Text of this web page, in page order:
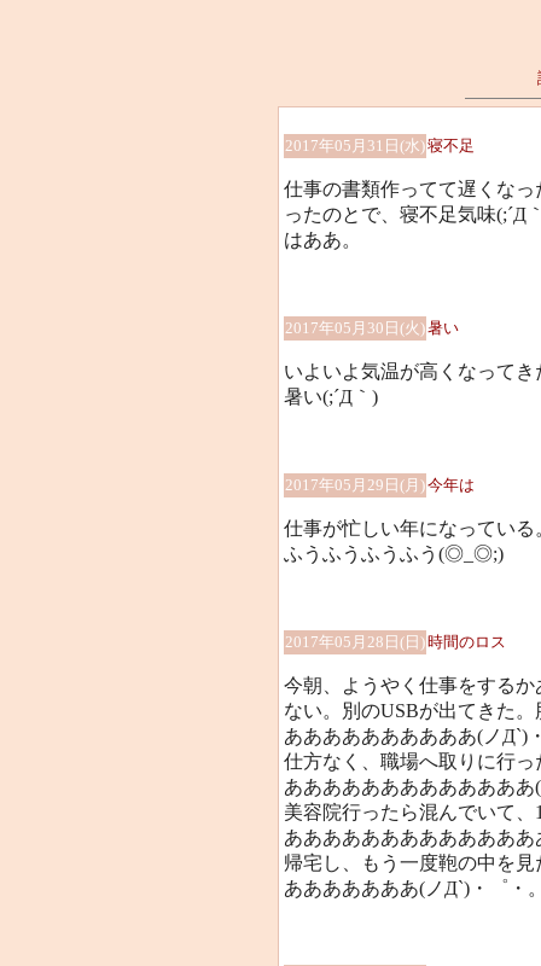
2017年05月31日(水)寝不足
仕事の書類作ってて遅くな
ったのとで、寝不足気味(;´Д
はああ。
2017年05月30日(火)暑い
いよいよ気温が高くなって
暑い(;´Д｀)
2017年05月29日(月)今年は
仕事が忙しい年になっている
ふうふうふうふう(◎_◎;)
2017年05月28日(日)時間のロス
今朝、ようやく仕事をする
ない。別のUSBが出てきた
ああああああああああ(ノД`)
仕方なく、職場へ取りに行っ
ああああああああああああ
美容院行ったら混んでいて
ああああああああああああ
帰宅し、もう一度鞄の中を
あああああああ(ノД`)・゜・